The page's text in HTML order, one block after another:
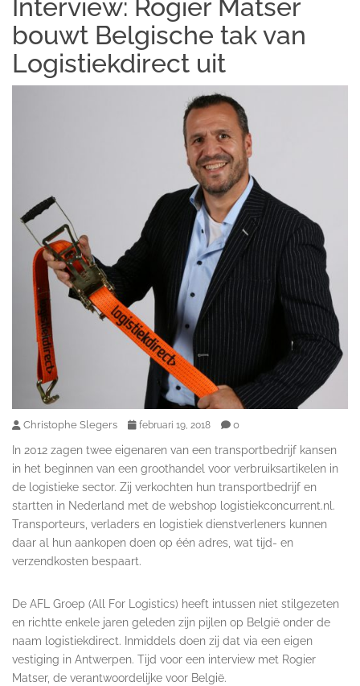
Interview: Rogier Matser
bouwt Belgische tak van
Logistiekdirect uit
Christophe Slegers februari 19, 2018 0
In 2012 zagen twee eigenaren van een transportbedrijf kansen
in het beginnen van een groothandel voor verbruiksartikelen in
de logistieke sector. Zij verkochten hun transportbedrijf en
startten in Nederland met de webshop logistiekconcurrent.nl.
Transporteurs, verladers en logistiek dienstverleners kunnen
daar al hun aankopen doen op één adres, wat tijd- en
verzendkosten bespaart.
De AFL Groep (All For Logistics) heeft intussen niet stilgezeten
en richtte enkele jaren geleden zijn pijlen op België onder de
naam logistiekdirect. Inmiddels doen zij dat via een eigen
vestiging in Antwerpen. Tijd voor een interview met Rogier
Matser, de verantwoordelijke voor België.